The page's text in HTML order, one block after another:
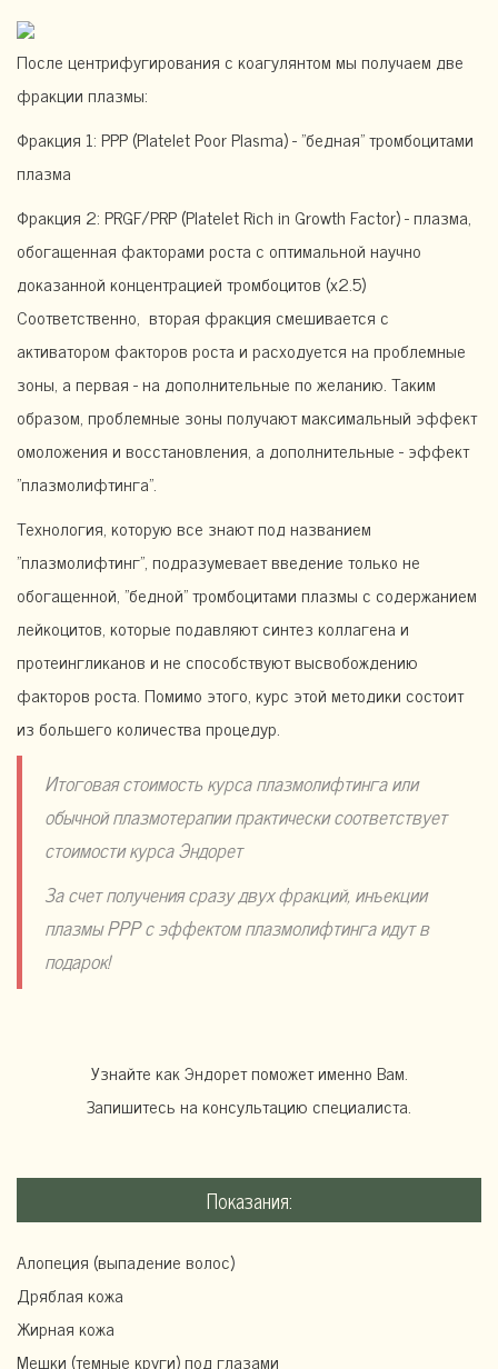
После центрифугирования с коагулянтом мы получаем две
фракции плазмы:
Фракция 1: PPP (Platelet Poor Plasma) - "бедная" тромбоцитами
плазма
Фракция 2: PRGF/PRP (Platelet Rich in Growth Factor) - плазма,
обогащенная факторами роста с оптимальной научно
доказанной концентрацией тромбоцитов (х2.5)
Соответственно, вторая фракция смешивается с
активатором факторов роста и расходуется на проблемные
зоны, а первая - на дополнительные по желанию. Таким
образом, проблемные зоны получают максимальный эффект
омоложения и восстановления, а дополнительные - эффект
"плазмолифтинга".
Технология, которую все знают под названием
"плазмолифтинг", подразумевает введение только не
обогащенной, "бедной" тромбоцитами плазмы с содержанием
лейкоцитов, которые подавляют синтез коллагена и
протеингликанов и не способствуют высвобождению
факторов роста. Помимо этого, курс этой методики состоит
из большего количества процедур.
Итоговая стоимость курса плазмолифтинга или
обычной плазмотерапии практически соответствует
стоимости курса Эндорет
За счет получения сразу двух фракций, инъекции
плазмы PPP с эффектом плазмолифтинга идут в
подарок!
Узнайте как Эндорет поможет именно Вам.
Запишитесь на консультацию специалиста.
Показания:
Алопеция (выпадение волос)
Дряблая кожа
Жирная кожа
Мешки (темные круги) под глазами